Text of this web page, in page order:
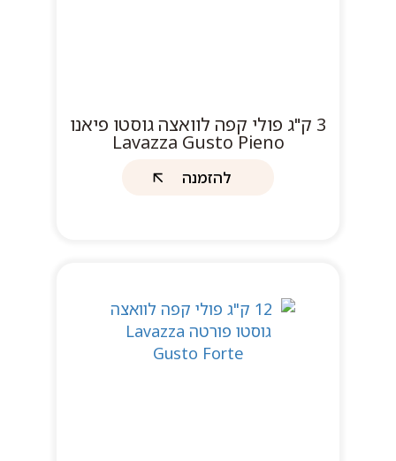
3 ק"ג פולי קפה לוואצה גוסטו פיאנו
Lavazza Gusto Pieno
להזמנה